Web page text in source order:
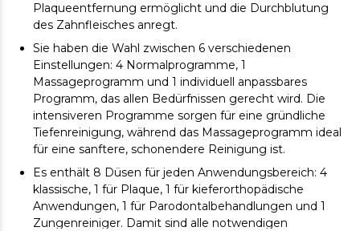
Plaqueentfernung ermöglicht und die Durchblutung
des Zahnfleisches anregt.
Sie haben die Wahl zwischen 6 verschiedenen
Einstellungen: 4 Normalprogramme, 1
Massageprogramm und 1 individuell anpassbares
Programm, das allen Bedürfnissen gerecht wird. Die
intensiveren Programme sorgen für eine gründliche
Tiefenreinigung, während das Massageprogramm ideal
für eine sanftere, schonendere Reinigung ist.
Es enthält 8 Düsen für jeden Anwendungsbereich: 4
klassische, 1 für Plaque, 1 für kieferorthopädische
Anwendungen, 1 für Parodontalbehandlungen und 1
Zungenreiniger. Damit sind alle notwendigen